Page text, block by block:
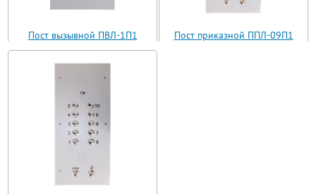
Пост вызывной ПВЛ-1П1
(ВП11-1)
Пост приказной ППЛ-09П1